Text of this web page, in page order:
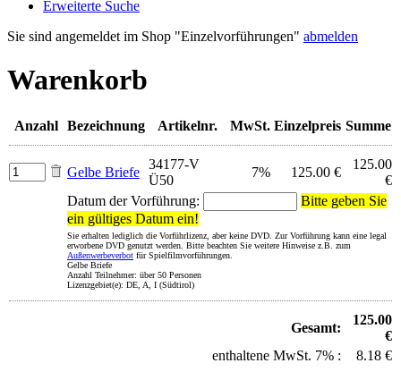
Erweiterte Suche
Sie sind angemeldet im Shop "Einzelvorführungen" abmelden
Warenkorb
Anzahl Bezeichnung Artikelnr. MwSt. Einzelpreis Summe
Gelbe Briefe
34177-V
Ü50
7% 125.00 €
125.00
€
Datum der Vorführung:
Bitte geben Sie
ein gültiges Datum ein!
Sie erhalten lediglich die Vorführlizenz, aber keine DVD. Zur Vorführung kann eine legal
erworbene DVD genutzt werden. Bitte beachten Sie weitere Hinweise z.B. zum
Außenwerbeverbot für Spielfilmvorführungen.
Gelbe Briefe
Anzahl Teilnehmer: über 50 Personen
Lizenzgebiet(e): DE, A, I (Südtirol)
Gesamt:
125.00
€
enthaltene MwSt. 7% :
8.18 €